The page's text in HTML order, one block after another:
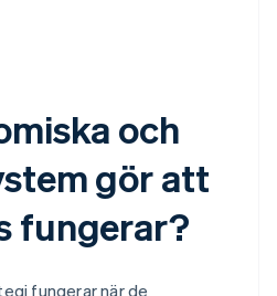
och
gör att
fungerar?
fungerar när de